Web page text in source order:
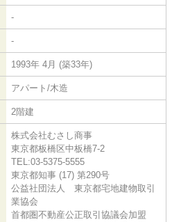
-
-
1993年 4月 (築33年)
アパート/木造
2階建
株式会社むさし商事
東京都板橋区中板橋7-2
TEL:03-5375-5555
東京都知事 (17) 第290号
公益社団法人 東京都宅地建物取引
業協会
首都圏不動産公正取引協議会加盟